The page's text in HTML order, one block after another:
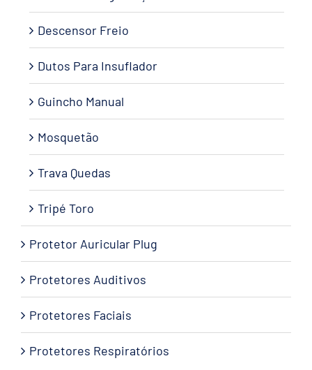
Descensor Freio
Dutos Para Insuflador
Guincho Manual
Mosquetão
Trava Quedas
Tripé Toro
Protetor Auricular Plug
Protetores Auditivos
Protetores Faciais
Protetores Respiratórios